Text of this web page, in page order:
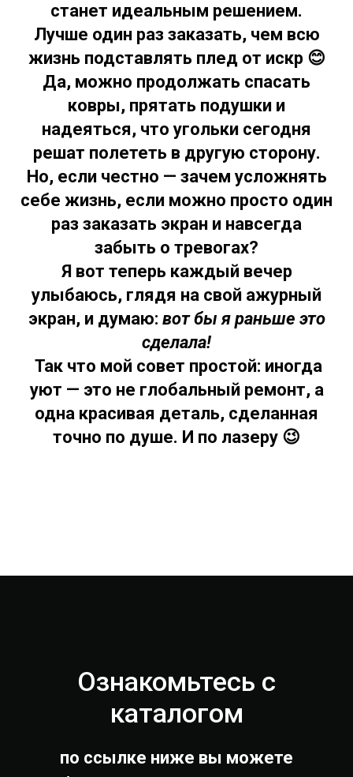
станет идеальным решением.
Лучше один раз заказать, чем всю
жизнь подставлять плед от искр 😊
Да, можно продолжать спасать
ковры, прятать подушки и
надеяться, что угольки сегодня
решат полететь в другую сторону.
Но, если честно — зачем усложнять
себе жизнь, если можно просто один
раз заказать экран и навсегда
забыть о тревогах?
Я вот теперь каждый вечер
улыбаюсь, глядя на свой ажурный
экран, и думаю: вот бы я раньше это
сделала!
Так что мой совет простой: иногда
уют — это не глобальный ремонт, а
одна красивая деталь, сделанная
точно по душе. И по лазеру 😉
Ознакомьтесь с
каталогом
по ссылке ниже вы можете